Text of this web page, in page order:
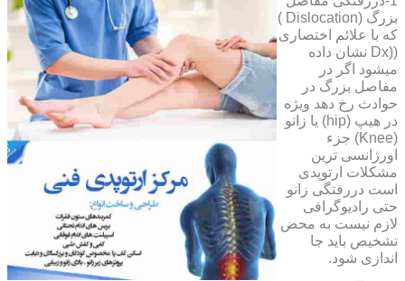
بزرگ (Dislocation )
که با علائم اختصاری
((Dx نشان داده
میشود اگر در
مفاصل بزرگ در
حوادث رخ دهد ویژه
در هیپ (hip) یا زانو
(Knee) جزء
اورژانسی ترین
مشکلات ارتوپدی
است دررفتگی زانو
حتی رادیوگرافی
لازم نیست به محض
تشخیص باید جا
اندازی شود.